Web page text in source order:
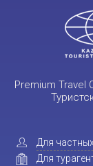
Premium Travel
Для
Для